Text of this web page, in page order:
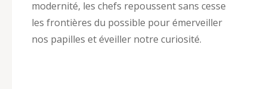
modernité, les chefs repoussent sans cesse
les frontières du possible pour émerveiller
nos papilles et éveiller notre curiosité.